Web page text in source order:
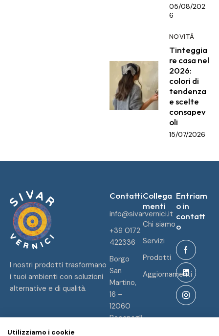
05/08/202
6
NOVITÀ
Tinteggia
re casa nel
2026:
colori di
tendenza
e scelte
consapev
oli
15/07/2026
I nostri prodotti trasformano
i tuoi ambienti con soluzioni
alternative e di qualità.
Contatti
info@sivarvernici.it
+39 0172
422336
Borgo
San
Martino,
16 –
12060
Pocapagli
Collega
menti
Chi siamo
Servizi
Prodotti
Aggiornamenti
Entriam
o in
contatt
o
Utilizziamo i cookie